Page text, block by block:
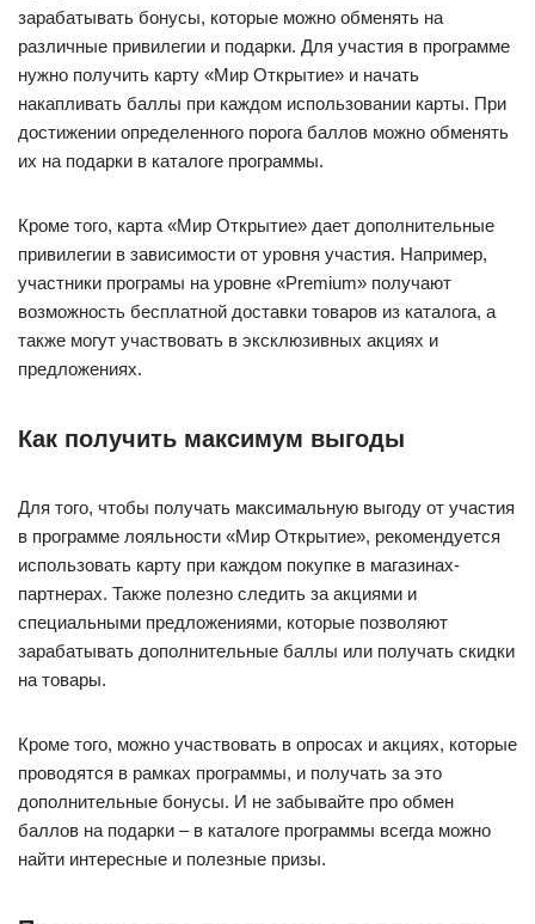
зарабатывать бонусы, которые можно обменять на
различные привилегии и подарки. Для участия в программе
нужно получить карту «Мир Открытие» и начать
накапливать баллы при каждом использовании карты. При
достижении определенного порога баллов можно обменять
их на подарки в каталоге программы.
Кроме того, карта «Мир Открытие» дает дополнительные
привилегии в зависимости от уровня участия. Например,
участники програмы на уровне «Premium» получают
возможность бесплатной доставки товаров из каталога, а
также могут участвовать в эксклюзивных акциях и
предложениях.
Как получить максимум выгоды
Для того, чтобы получать максимальную выгоду от участия
в программе лояльности «Мир Открытие», рекомендуется
использовать карту при каждом покупке в магазинах-
партнерах. Также полезно следить за акциями и
специальными предложениями, которые позволяют
зарабатывать дополнительные баллы или получать скидки
на товары.
Кроме того, можно участвовать в опросах и акциях, которые
проводятся в рамках программы, и получать за это
дополнительные бонусы. И не забывайте про обмен
баллов на подарки – в каталоге программы всегда можно
найти интересные и полезные призы.